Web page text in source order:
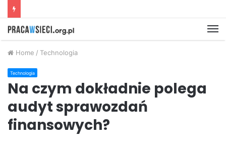
Home / Technologia
Technologia
Na czym dokładnie polega
audyt sprawozdań
finansowych?